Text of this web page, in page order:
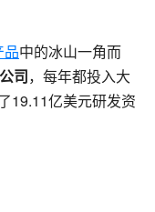
品中的冰山一角而
司，每年都投入大
19.11亿美元研发资